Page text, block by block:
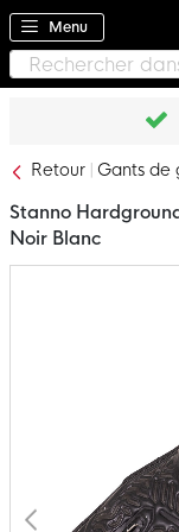
Menu
Retour Gants de
Stanno
Noir Blanc